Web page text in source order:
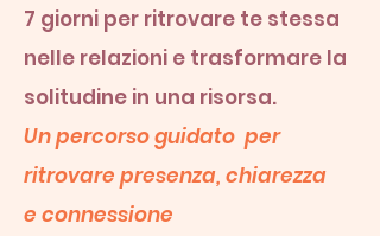
7 giorni per ritrovare te stessa
nelle relazioni e trasformare la
solitudine in una risorsa.
Un percorso guidato per
ritrovare presenza, chiarezza
e connessione